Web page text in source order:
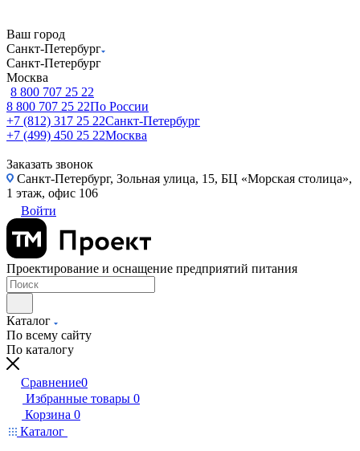
Ваш город
Санкт-Петербург
Санкт-Петербург
Москва
8 800 707 25 22
8 800 707 25 22По России
+7 (812) 317 25 22Санкт-Петербург
+7 (499) 450 25 22Москва
Заказать звонок
Санкт-Петербург, Зольная улица, 15, БЦ «Морская столица»,
1 этаж, офис 106
Войти
Проектирование и оснащение предприятий питания
Каталог
По всему сайту
По каталогу
Сравнение0
Избранные товары 0
Корзина 0
Каталог